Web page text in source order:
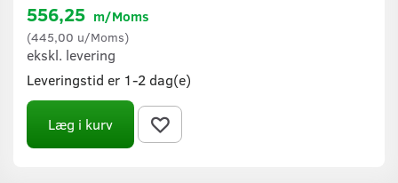
556,25 m/Moms
(445,00 u/Moms)
ekskl. levering
Leveringstid er 1-2 dag(e)
Læg i kurv